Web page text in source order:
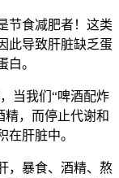
食减肥者！这类
此导致肝脏缺乏蛋
白。
当我们“啤酒配炸
精，而停止代谢和
在肝脏中。
暴食、酒精、熬